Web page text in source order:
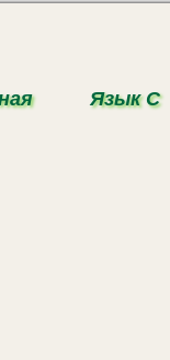
Язык С